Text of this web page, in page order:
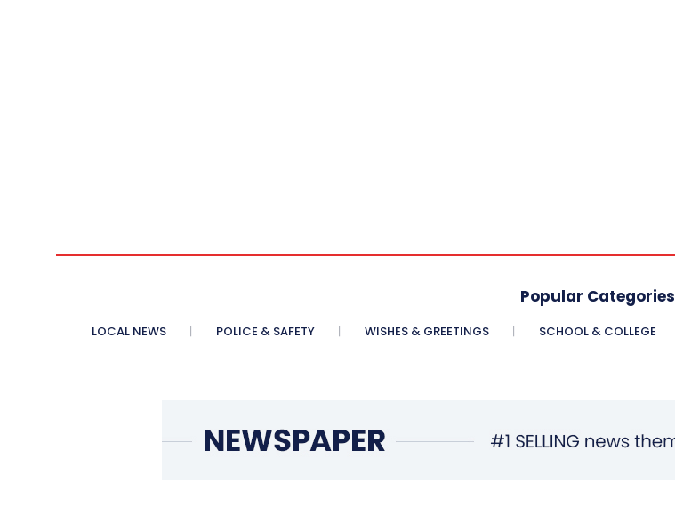
Popular Categories
LOCAL NEWS POLICE & SAFETY WISHES & GREETINGS SCHOOL & COLLEGE